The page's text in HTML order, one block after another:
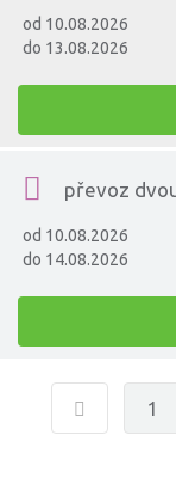
od 10.08.2026
do 13.08.2026
převoz
od 10.08.2026
do 14.08.2026
1